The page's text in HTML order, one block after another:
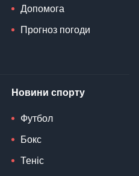
Допомога
Прогноз погоди
Новини спорту
Футбол
Бокс
Теніс